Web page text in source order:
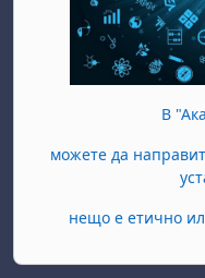
В
можете да
нещо е етично